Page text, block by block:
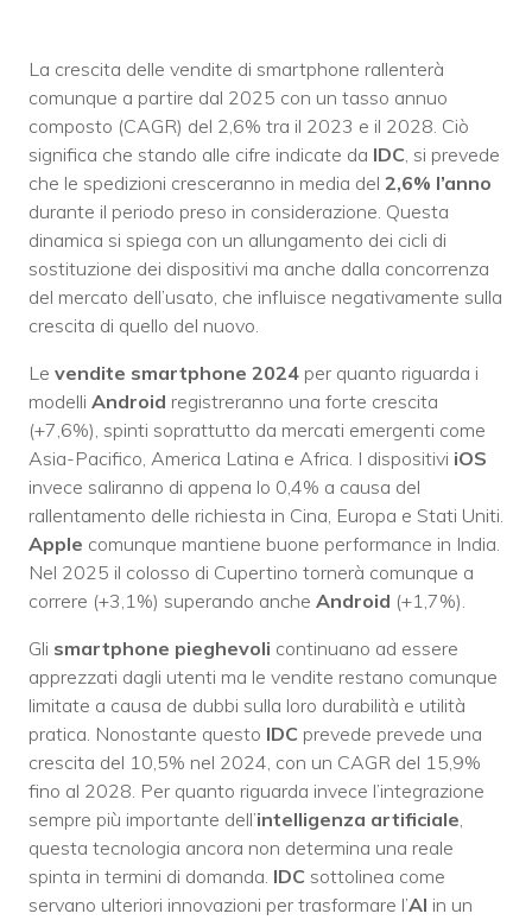
La crescita delle vendite di smartphone rallenterà
comunque a partire dal 2025 con un tasso annuo
composto (CAGR) del 2,6% tra il 2023 e il 2028. Ciò
significa che stando alle cifre indicate da IDC, si prevede
che le spedizioni cresceranno in media del 2,6% l’anno
durante il periodo preso in considerazione. Questa
dinamica si spiega con un allungamento dei cicli di
sostituzione dei dispositivi ma anche dalla concorrenza
del mercato dell’usato, che influisce negativamente sulla
crescita di quello del nuovo.
Le vendite smartphone 2024 per quanto riguarda i
modelli Android registreranno una forte crescita
(+7,6%), spinti soprattutto da mercati emergenti come
Asia-Pacifico, America Latina e Africa. I dispositivi iOS
invece saliranno di appena lo 0,4% a causa del
rallentamento delle richiesta in Cina, Europa e Stati Uniti.
Apple comunque mantiene buone performance in India.
Nel 2025 il colosso di Cupertino tornerà comunque a
correre (+3,1%) superando anche Android (+1,7%).
Gli smartphone pieghevoli continuano ad essere
apprezzati dagli utenti ma le vendite restano comunque
limitate a causa de dubbi sulla loro durabilità e utilità
pratica. Nonostante questo IDC prevede prevede una
crescita del 10,5% nel 2024, con un CAGR del 15,9%
fino al 2028. Per quanto riguarda invece l’integrazione
sempre più importante dell’intelligenza artificiale,
questa tecnologia ancora non determina una reale
spinta in termini di domanda. IDC sottolinea come
servano ulteriori innovazioni per trasformare l’AI in un